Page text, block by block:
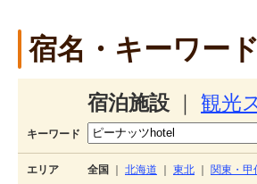
宿名・キーワー
宿泊施設 観光
キーワード
エリア 全国 北海道 東北 関東・甲